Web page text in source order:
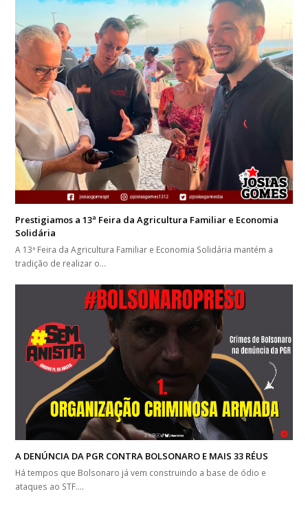
Prestigiamos a 13ª Feira da Agricultura Familiar e Economia
Solidária
A 13ª Feira da Agricultura Familiar e Economia Solidária mantém a
tradição de realizar o…
A DENÚNCIA DA PGR CONTRA BOLSONARO E MAIS 33 RÉUS
Há tempos que Bolsonaro já vem construindo a base de ódio e
ataques ao STF.…